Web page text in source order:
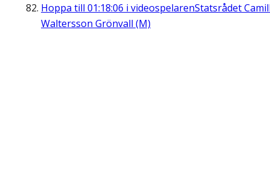
Hoppa till 01:18:06 i videospelarenStatsrådet
Waltersson Grönvall (M)